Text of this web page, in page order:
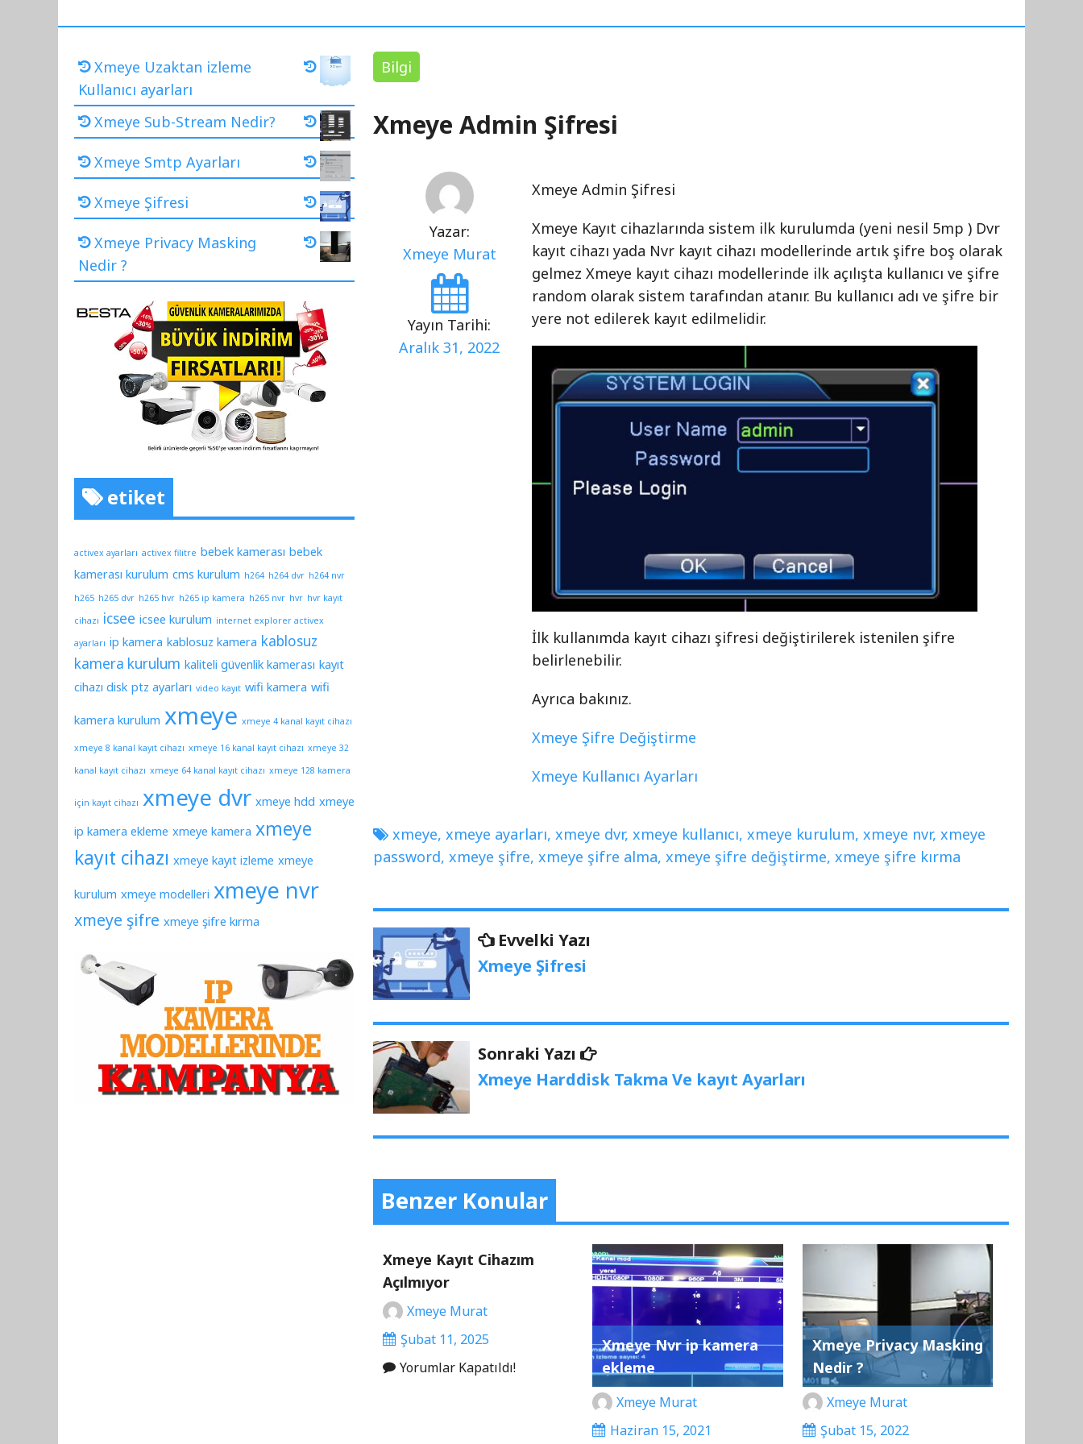
Bilgi
Xmeye Admin Şifresi
Yazar:
Xmeye Murat
Yayın Tarihi:
Aralık 31, 2022
Xmeye Admin Şifresi
Xmeye Kayıt cihazlarında sistem ilk kurulumda (yeni nesil 5mp ) Dvr
kayıt cihazı yada Nvr kayıt cihazı modellerinde artık şifre boş olarak
gelmez Xmeye kayıt cihazı modellerinde ilk açılışta kullanıcı ve şifre
random olarak sistem tarafından atanır. Bu kullanıcı adı ve şifre bir
yere not edilerek kayıt edilmelidir.
İlk kullanımda kayıt cihazı şifresi değiştirilerek istenilen şifre
belirlenebilir.
Ayrıca bakınız.
Xmeye Şifre Değiştirme
Xmeye Kullanıcı Ayarları
xmeye,xmeye ayarları,xmeye dvr,xmeye kullanıcı,xmeye kurulum,xmeye nvr,xmeye
password,xmeye şifre,xmeye şifre alma,xmeye şifre değiştirme,xmeye şifre kırma
Yazı
gezinmesi
Evvelki Yazı
Xmeye Şifresi
Sonraki Yazı
Sonraki
Yazı:
Xmeye Harddisk Takma Ve kayıt Ayarları
Benzer Konular
Xmeye Kayıt Cihazım
Açılmıyor
Xmeye Murat
Şubat 11, 2025
Yorumlar Kapatıldı!
Xmeye Nvr ip kamera
ekleme
Xmeye Murat
Haziran 15, 2021
Xmeye Privacy Masking
Nedir ?
Xmeye Murat
Şubat 15, 2022
Xmeye Uzaktan izleme
Kullanıcı ayarları
Xmeye Sub-Stream Nedir?
Xmeye Smtp Ayarları
Xmeye Şifresi
Xmeye Privacy Masking
Nedir ?
etiket
activex ayarları activex filitre bebek kamerası bebek
kamerası kurulum cms kurulum h264 h264 dvr h264 nvr
h265 h265 dvr h265 hvr h265 ip kamera h265 nvr hvr hvr kayıt
cihazı icsee icsee kurulum internet explorer activex
ayarları ip kamera kablosuz kamera kablosuz
kamera kurulum kaliteli güvenlik kamerası kayıt
cihazı disk ptz ayarları video kayıt wifi kamera wifi
kamera kurulum xmeye xmeye 4 kanal kayıt cihazı
xmeye 8 kanal kayıt cihazı xmeye 16 kanal kayıt cihazı xmeye 32
kanal kayıt cihazı xmeye 64 kanal kayıt cihazı xmeye 128 kamera
için kayıt cihazı xmeye dvr xmeye hdd xmeye
ip kamera ekleme xmeye kamera xmeye
kayıt cihazı xmeye kayıt izleme xmeye
kurulum xmeye modelleri xmeye nvr
xmeye şifre xmeye şifre kırma